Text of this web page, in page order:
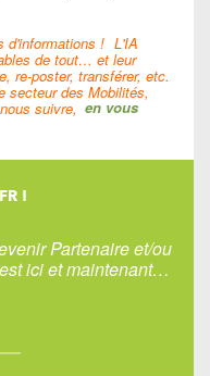
d'informations ! L'IA
de tout… et leur
re-poster, transférer, etc.
secteur des Mobilités,
suivre, en vous
!
Partenaire et/ou
ici et maintenant…